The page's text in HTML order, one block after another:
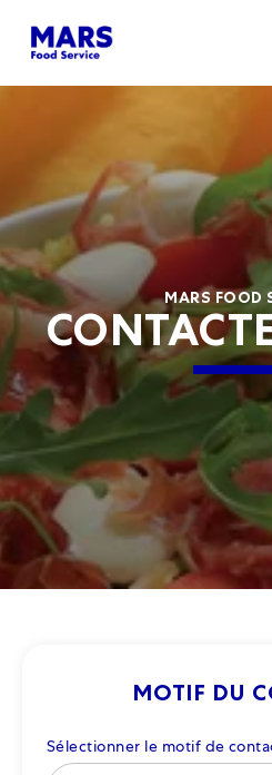
MARS FOOD
MOTIF DU
Sélectionner le motif de